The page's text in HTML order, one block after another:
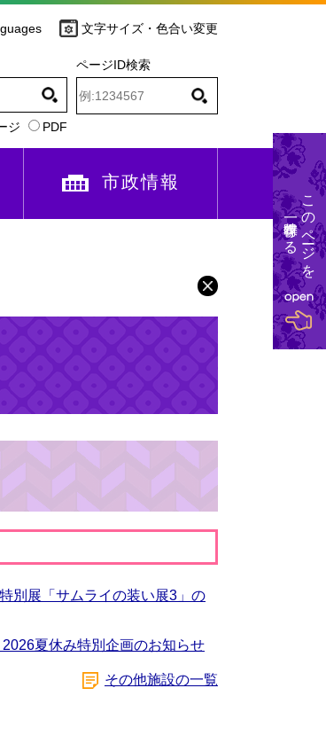
文字サイズ・色合い変更
ジ PDF
ページID検索
市政情報
別展「サムライの装い展3」の
夏休み特別企画のお知らせ
その他施設の一覧
このページを
一時保存する